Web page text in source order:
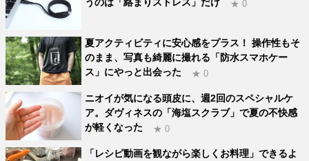
★ 0
夏アクティビティに安心感をプラス！ 操作性もそ
のまま、写真も綺麗に撮れる「防水スマホケー
ス」にやっと出会った
★ 0
ニオイが気になる頭皮に、週2回のスペシャルケ
ア。ダヴィネスの「海塩スクラブ」で夏の不快感
が軽くなった
★ 0
「レシピ動画を観ながら楽しくお料理」できるよ